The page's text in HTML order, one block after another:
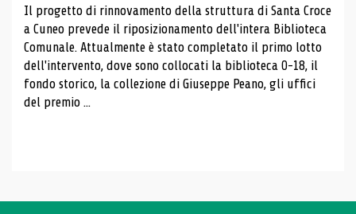
Il progetto di rinnovamento della struttura di Santa Croce
a Cuneo prevede il riposizionamento dell'intera Biblioteca
Comunale. Attualmente è stato completato il primo lotto
dell'intervento, dove sono collocati la biblioteca 0-18, il
fondo storico, la collezione di Giuseppe Peano, gli uffici
del premio ...